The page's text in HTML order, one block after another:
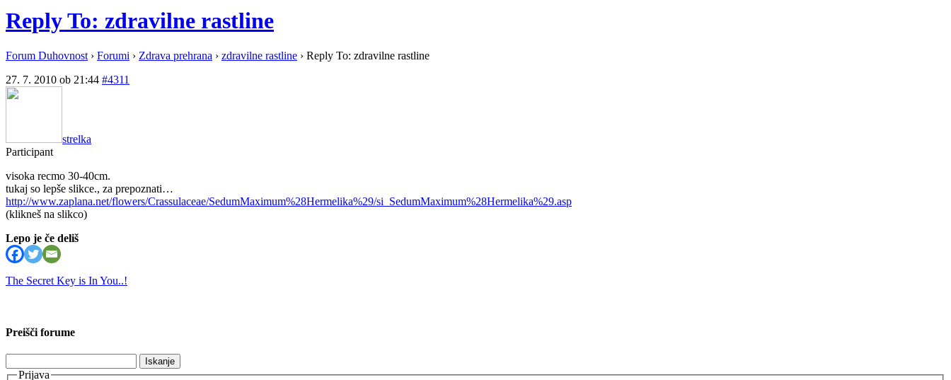
Reply To: zdravilne rastline
Forum Duhovnost › Forumi › Zdrava prehrana › zdravilne rastline › Reply To: zdravilne rastline
27. 7. 2010 ob 21:44 #4311
strelka
Participant
visoka recmo 30-40cm.
tukaj so lepše slikce., za prepoznati…
http://www.zaplana.net/flowers/Crassulaceae/SedumMaximum%28Hermelika%29/si_SedumMaximum%28Hermelika%29.asp
(klikneš na slikco)
Lepo je če deliš
The Secret Key is In You..!
Preišči forume
Prijava